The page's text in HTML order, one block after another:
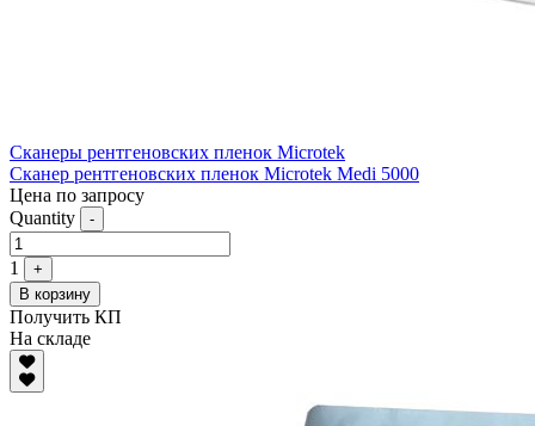
Сканеры рентгеновских пленок Microtek
Сканер рентгеновских пленок Microtek Medi 5000
Цена по запросу
Quantity
-
1
+
В корзину
Получить КП
На складе